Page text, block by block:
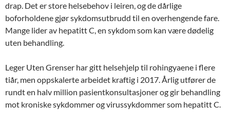
drap. Det er store helsebehov i leiren, og de dårlige
boforholdene gjør sykdomsutbrudd til en overhengende fare.
Mange lider av hepatitt C, en sykdom som kan være dødelig
uten behandling.
Leger Uten Grenser har gitt helsehjelp til rohingyaene i flere
tiår, men oppskalerte arbeidet kraftig i 2017. Årlig utfører de
rundt en halv million pasientkonsultasjoner og gir behandling
mot kroniske sykdommer og virussykdommer som hepatitt C.